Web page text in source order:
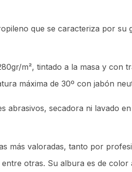
que se caracteriza por su
m², tintado a la masa y
máxima de 30º con jabón
abrasivos, secadora ni lavado
más valoradas, tanto por
otras. Su albura es de